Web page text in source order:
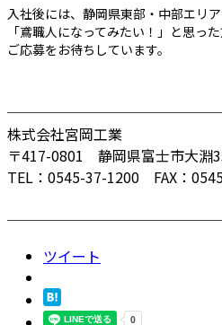
入社後には、静岡県東部・中部エリ
「鳶職人になってみたい！」と思っ
ご応募をお待ちしています。
株式会社宮岡工業
〒417-0801 静岡県富士市大淵
TEL：0545-37-1200 FAX：
ツイート